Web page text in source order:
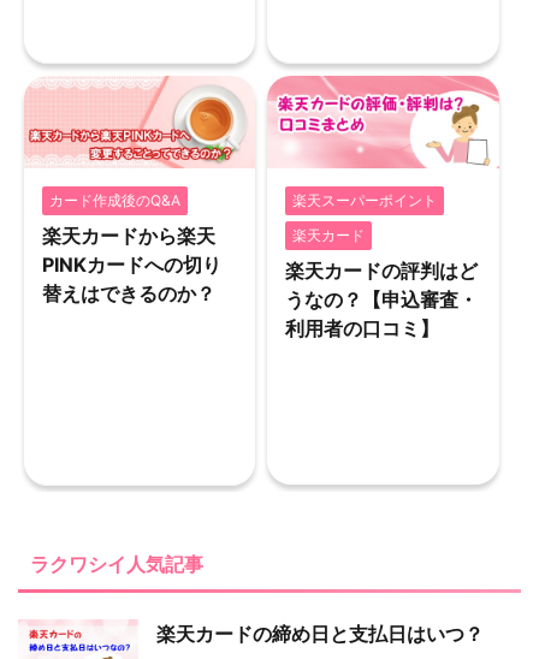
カード作成後のQ&A
楽天カードから楽天
PINKカードへの切り
替えはできるのか？
楽天スーパーポイント
楽天カード
楽天カードの評判はど
うなの？【申込審査・
利用者の口コミ】
ラクワシイ人気記事
楽天カードの締め日と支払日はいつ？